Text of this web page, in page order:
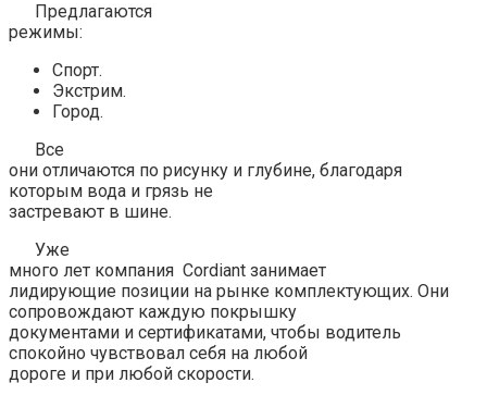
Предлагаются
режимы:
Спорт.
Экстрим.
Город.
Все
они отличаются по рисунку и глубине, благодаря
которым вода и грязь не
застревают в шине.
Уже
много лет компания Cordiant занимает
лидирующие позиции на рынке комплектующих. Они
сопровождают каждую покрышку
документами и сертификатами, чтобы водитель
спокойно чувствовал себя на любой
дороге и при любой скорости.